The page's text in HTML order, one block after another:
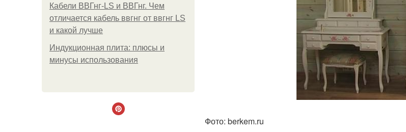
Кабели ВВГнг-LS и ВВГнг. Чем
отличается кабель ввгнг от ввгнг LS
и какой лучше
Индукционная плита: плюсы и
минусы использования
Фото: berkem.ru